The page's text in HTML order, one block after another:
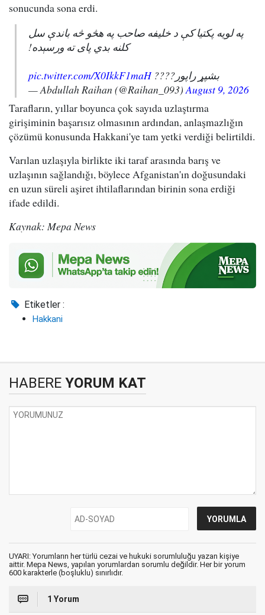
sonucunda sona erdi.
په لویه پکتیا کې د خلیفه صاحب په هڅو څه باندې سل
کلنه بدي پای ته ورسېده!
بشپړ راپور????pic.twitter.com/X0IkkF1maH
— Abdullah Raihan (@Raihan_093) August 9, 2026
Tarafların, yıllar boyunca çok sayıda uzlaştırma
girişiminin başarısız olmasının ardından, anlaşmazlığın
çözümü konusunda Hakkani'ye tam yetki verdiği belirtildi.
Varılan uzlaşıyla birlikte iki taraf arasında barış ve
uzlaşının sağlandığı, böylece Afganistan'ın doğusundaki
en uzun süreli aşiret ihtilaflarından birinin sona erdiği
ifade edildi.
Kaynak: Mepa News
Etiketler :
Hakkani
HABERE YORUM KAT
UYARI: Yorumların her türlü cezai ve hukuki sorumluluğu yazan kişiye
aittir. Mepa News, yapılan yorumlardan sorumlu değildir. Her bir yorum
600 karakterle (boşluklu) sınırlıdır.
1 Yorum